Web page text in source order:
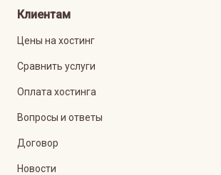
Клиентам
Цены на хостинг
Сравнить услуги
Оплата хостинга
Вопросы и ответы
Договор
Новости